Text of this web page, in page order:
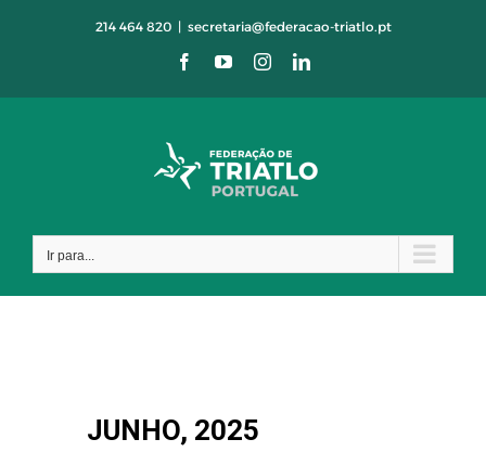
214 464 820 | secretaria@federacao-triatlo.pt
FacebookYouTubeInstagramLinkedIn
Ir para...
JUNHO, 2025